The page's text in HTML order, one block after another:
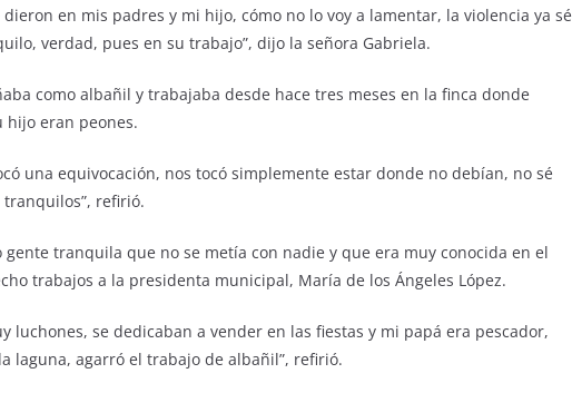
en mis padres y mi hijo, cómo no lo voy a lamentar, la violencia ya sé
verdad, pues en su trabajo”, dijo la señora Gabriela.
como albañil y trabajaba desde hace tres meses en la finca donde
hijo eran peones.
una equivocación, nos tocó simplemente estar donde no debían, no sé
refirió.
tranquila que no se metía con nadie y que era muy conocida en el
trabajos a la presidenta municipal, María de los Ángeles López.
luchones, se dedicaban a vender en las fiestas y mi papá era pescador,
laguna, agarró el trabajo de albañil”, refirió.